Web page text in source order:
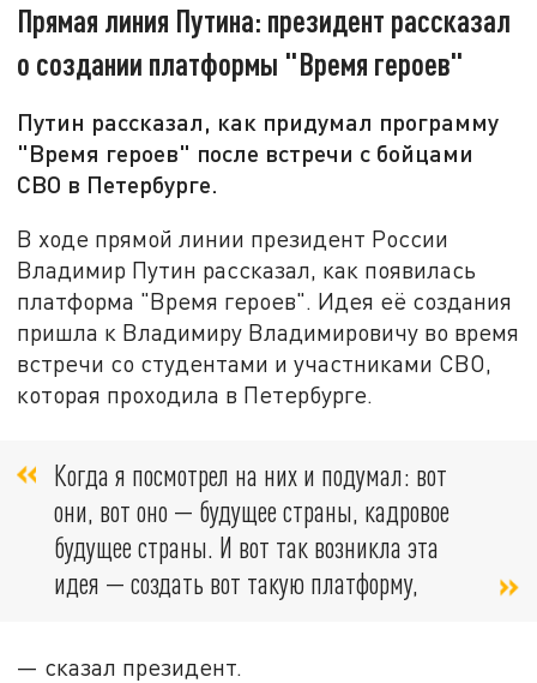
Прямая линия Путина: президент рассказал
о создании платформы "Время героев"
Путин рассказал, как придумал программу
"Время героев" после встречи с бойцами
СВО в Петербурге.
В ходе прямой линии президент России
Владимир Путин рассказал, как появилась
платформа "Время героев". Идея её создания
пришла к Владимиру Владимировичу во время
встречи со студентами и участниками СВО,
которая проходила в Петербурге.
Когда я посмотрел на них и подумал: вот
они, вот оно — будущее страны, кадровое
будущее страны. И вот так возникла эта
идея — создать вот такую платформу,
— сказал президент.